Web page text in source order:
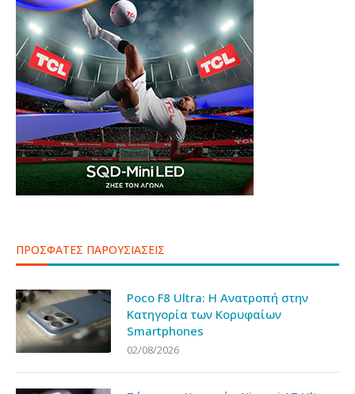
ΠΡΟΣΦΑΤΕΣ ΠΑΡΟΥΣΙΑΣΕΙΣ
Poco F8 Ultra: Η Ανατροπή στην
Κατηγορία των Κορυφαίων
Smartphones
02/08/2026